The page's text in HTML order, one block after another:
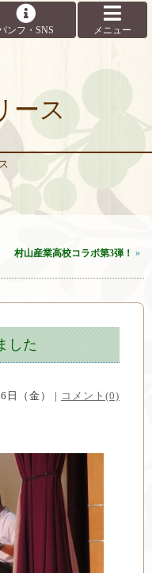
ース
村山産業高校コラボ第3弾！ »
した
日（金） | コメント(0)